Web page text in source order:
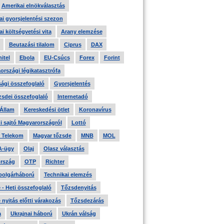
Amerikai elnökválasztás
gyorsjelentési szezon
költségvetési vita Arany elemzése
Beutazási tilalom Ciprus DAX
Ebola EU-Csúcs Forex Forint
légikatasztrófa
összefoglaló Gyorsjelentés
összefoglaló Internetadó
Kereskedési ötlet Koronavírus
sajtó Magyarországról Lottó
Telekom Magyar tőzsde MNB MOL
ügy Olaj Olasz választás
OTP Richter
Technikai elemzés
- Heti összefoglaló Tőzsdenyitás
nyitás előtti várakozás Tőzsdezárás
Ukrajnai háború Ukrán válság